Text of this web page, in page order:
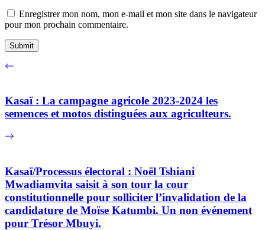
Enregistrer mon nom, mon e-mail et mon site dans le navigateur
pour mon prochain commentaire.
Kasaï : La campagne agricole 2023-2024 les
semences et motos distinguées aux agriculteurs.
Kasaï/Processus électoral : Noël Tshiani
Mwadiamvita saisit à son tour la cour
constitutionnelle pour solliciter l’invalidation de la
candidature de Moïse Katumbi. Un non événement
pour Trésor Mbuyi.